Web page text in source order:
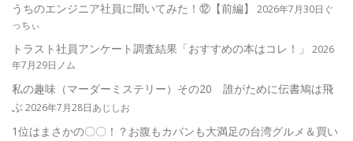
うちのエンジニア社員に聞いてみた！⑫【前編】
2026年7月30日ぐ
っちぃ
トラスト社員アンケート調査結果「おすすめの本はコレ！」
2026
年7月29日ノム
私の趣味（マーダーミステリー）その20 誰がために伝書鳩は飛
ぶ2026年7月28日あじしお
1位はまさかの〇〇！？お腹もカバンも大満足の台湾グルメ＆買い